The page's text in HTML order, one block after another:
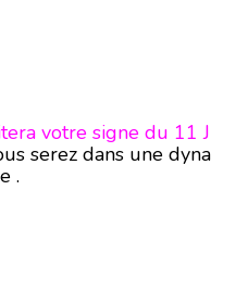
votre signe du 11 J
serez dans une dyna
.